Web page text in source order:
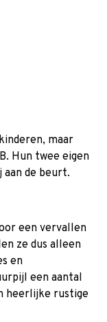
maar
Hun twee eigen
aan de beurt.
een vervallen
ze dus alleen
en
een aantal
heerlijke rustige